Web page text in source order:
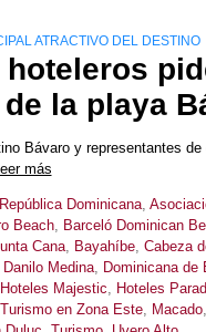
ATRACTIVO DEL DESTINO
la playa
Bávaro y representantes
más
Dominicana,
Beach, Barceló Dominican
Cana, Bayahíbe, Cabeza
Danilo Medina, Dominicana
Hoteles Majestic, Hoteles
en Zona Este, Macado,